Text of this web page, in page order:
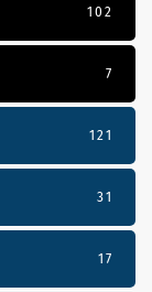
102
7
121
31
17